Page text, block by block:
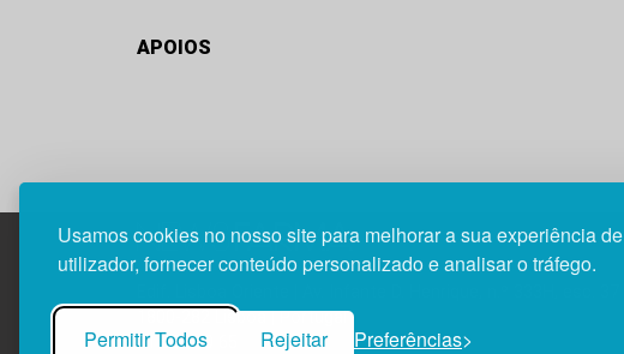
Usamos cookies no nosso site para melhorar a sua experiência de
utilizador, fornecer conteúdo personalizado e analisar o tráfego.
Permitir Todos Rejeitar Preferências
APOIOS
1800-282 Lisboa | Portugal
21 850 40 65